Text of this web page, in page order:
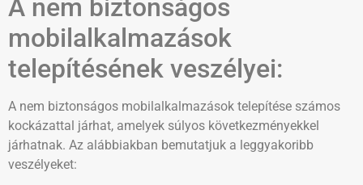
A nem biztonságos
mobilalkalmazások
telepítésének veszélyei:
A nem biztonságos mobilalkalmazások telepítése számos
kockázattal járhat, amelyek súlyos következményekkel
járhatnak. Az alábbiakban bemutatjuk a leggyakoribb
veszélyeket: